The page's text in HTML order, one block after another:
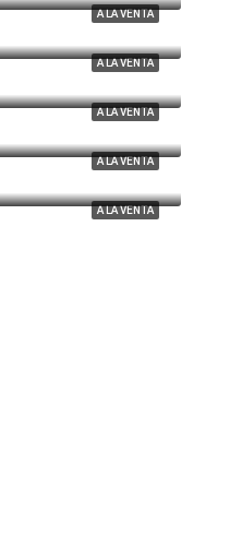
A LA VENTA
A LA VENTA
A LA VENTA
A LA VENTA
A LA VENTA